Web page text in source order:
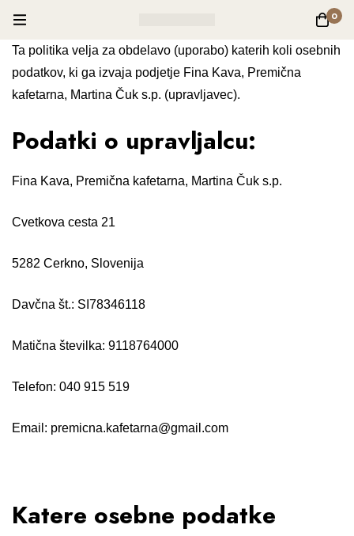
0
Ta politika velja za obdelavo (uporabo) katerih koli osebnih
podatkov, ki ga izvaja podjetje Fina Kava, Premična
kafetarna, Martina Čuk s.p. (upravljavec).
Podatki o upravljalcu:
Fina Kava, Premična kafetarna, Martina Čuk s.p.
Cvetkova cesta 21
5282 Cerkno, Slovenija
Davčna št.: SI 78346118
Matična številka: 9118764000
Telefon: 040 915 519
Email: premicna.kafetarna@gmail.com
Katere osebne podatke